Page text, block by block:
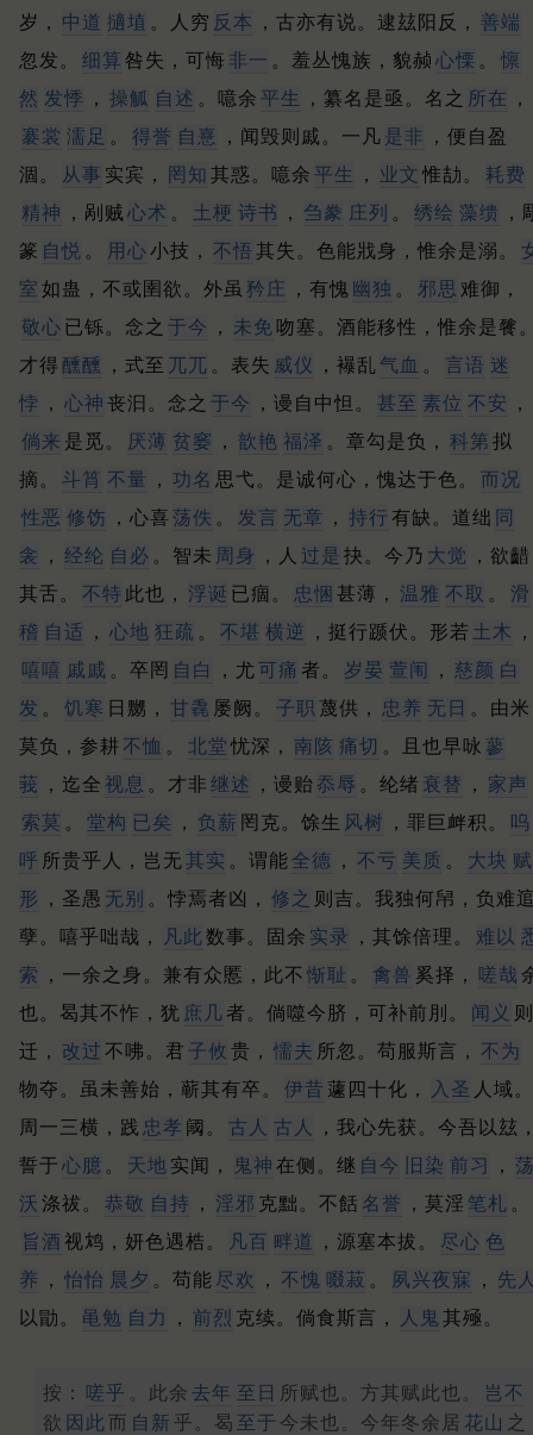
岁，
中道 擿埴 。 人穷 反本 ，古亦有说。 逮玆阳反， 善端
忽发。
细算 咎失，可悔 非一 。 羞丛愧族，貌赪 心慄 。
懔
然 发悸 ， 操觚 自述 。 噫余 平生 ，纂名是亟。 名之 所在
，
褰裳 濡足 。 得誉 自憙 ，闻毁则戚。 一凡 是非
，便自盈
涸。
从事 实宾， 罔知 其惑。 噫余 平生 ， 业文 惟劼。
耗费
精神
，剐贼 心术 。 土梗 诗书 ， 刍豢 庄列 。 绣绘 藻缋
，
篆 自悦 。 用心小技， 不悟 其失。 色能戕身，惟余是溺。
室 如蛊，不或圉欲。 外虽 矜庄 ，有愧 幽独 。 邪思 难御，
敬心 已铄。 念之 于今 ， 未免 吻塞。 酒能移性，惟余是餮
才得 醺醺 ，式至 兀兀 。 表失 威仪 ，襮乱气血 。 言语 迷
悖
， 心神 丧汩。 念之 于今 ，谩自中怛。 甚至 素位 不安
，
倘来 是觅。 厌薄 贫窭 ， 歆艳 福泽 。 章勾是负， 科第 拟
摘。
斗筲 不量 ， 功名 思弋。 是诚何心，愧达于色。
而况
性恶 修饬 ，心喜 荡佚 。 发言 无章 ， 持行 有缺。 道绌 同
衾
， 经纶 自必 。 智未 周身 ，人 过是 抉。 今乃 大觉
，欲齰
其舌。
不特 此也， 浮诞 已痼。 忠悃 甚薄， 温雅 不取 。
滑
稽 自适 ， 心地 狂疏 。 不堪 横逆 ，挺行踬伏。 形若 土木
嘻嘻 戚戚 。 卒罔 自白 ，尤可痛 者。 岁晏 萱闱 ， 慈颜 白
发 。 饥寒 日嬲， 甘毳 屡阙。 子职 蔑供， 忠养 无日 。 由米
莫负，参耕 不恤 。 北堂 忧深， 南陔 痛切 。 且也早咏 蓼
莪
，迄全 视息 。 才非 继述 ，谩贻 忝辱 。 纶绪 衰替 ，
家声
索莫 。 堂构 已矣 ， 负薪 罔克。 馀生 风树 ，罪巨衅积。
呜
呼 所贵乎人，岂无其实 。 谓能 全德 ， 不亏 美质 。 大块 赋
形
，圣愚 无别 。 悖焉者凶， 修之 则吉。 我独何帠，负难
孽。
嘻乎咄哉， 凡此数事。 固余 实录 ，其馀倍理。 难以
索
，一余之身。 兼有众慝，此不 惭耻 。 禽兽 奚择， 嗟哉
也。 曷其不怍，犹 庶几 者。 倘噬今脐，可补前刖。 闻义 则
迁，
改过 不咈。 君 子攸 贵， 懦夫 所忽。 苟服斯言，
不为
物夺。
虽未善始，蕲其有卒。 伊昔 蘧四十化， 入圣 人域。
周一三横，践 忠孝 阈。 古人 古人 ，我心先获。 今吾以玆
誓于 心臆 。 天地 实闻， 鬼神 在侧。 继 自今 旧染 前习 ，
沃 涤祓。 恭敬 自持 ， 淫邪 克黜。 不餂 名誉 ，莫淫 笔札 。
旨酒 视鸩，妍色遇梏。 凡百 畔道 ，源塞本拔。 尽心 色
养
， 怡怡 晨夕 。 苟能 尽欢 ， 不愧 啜菽 。 夙兴夜寐 ，
先
以勖。
黾勉 自力 ， 前烈 克续。 倘食斯言， 人鬼 其殛。
按： 嗟乎 。此余 去年 至日 所赋也。方其赋此也。
岂不
欲 因此 而 自新 乎。曷 至于 今未也。今年冬余居 花山 之